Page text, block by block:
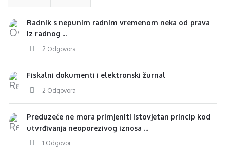
Radnik s nepunim radnim vremenom neka od prava
iz radnog ...
2 Odgovora
Fiskalni dokumenti i elektronski žurnal
2 Odgovora
Preduzeće ne mora primjeniti istovjetan princip kod
utvrđivanja neoporezivog iznosa ...
1 Odgovor